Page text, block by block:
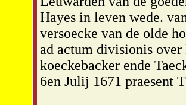
Hayes in leven wede.
versoecke van de olde
ad actum divisionis over
koeckebacker ende
6en Julij 1671 praesent